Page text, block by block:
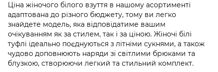
Ціна жіночого білого взуття в нашому асортименті
адаптована до різного бюджету, тому ви легко
знайдете модель, яка відповідатиме вашим
очікуванням як за стилем, так і за ціною. Жіночі білі
туфлі ідеально поєднуються з літніми сукнями, а також
чудово доповнюють наряди зі світлими брюками та
блузкою, створюючи легкий та стильний комплект.